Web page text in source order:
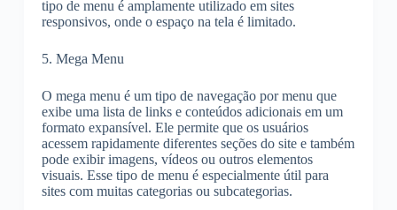
tipo de menu é amplamente utilizado em sites
responsivos, onde o espaço na tela é limitado.
5. Mega Menu
O mega menu é um tipo de navegação por menu que
exibe uma lista de links e conteúdos adicionais em um
formato expansível. Ele permite que os usuários
acessem rapidamente diferentes seções do site e também
pode exibir imagens, vídeos ou outros elementos
visuais. Esse tipo de menu é especialmente útil para
sites com muitas categorias ou subcategorias.